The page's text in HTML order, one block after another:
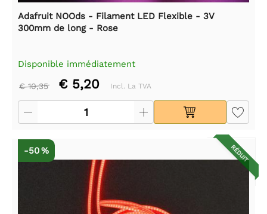
Adafruit NOOds - Filament LED Flexible - 3V
300mm de long - Rose
Disponible immédiatement
€ 10,35 € 5,20 Incl. La TVA
RÉDUIT
-50 %